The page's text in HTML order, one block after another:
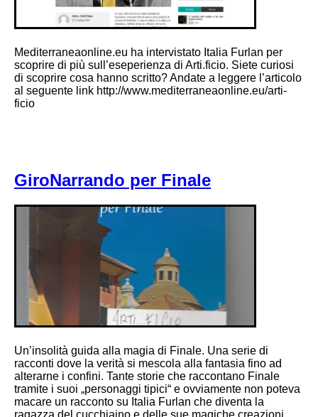
Mediterraneaonline.eu ha intervistato Italia Furlan per
scoprire di più sull’eseperienza di Arti.ficio. Siete curiosi
di scoprire cosa hanno scritto? Andate a leggere l’articolo
al seguente link http://www.mediterraneaonline.eu/arti-
ficio
GiroNarrando per Finale
Un’insolità guida alla magia di Finale. Una serie di
racconti dove la verità si mescola alla fantasia fino ad
alterarne i confini. Tante storie che raccontano Finale
tramite i suoi „personaggi tipici“ e ovviamente non poteva
macare un racconto su Italia Furlan che diventa la
ragazza del cucchiaino e delle sue magiche creazioni